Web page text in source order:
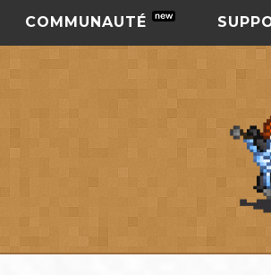
COMMUNAUTÉ